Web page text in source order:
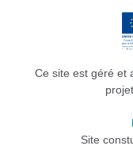
Ce site est géré et
Site